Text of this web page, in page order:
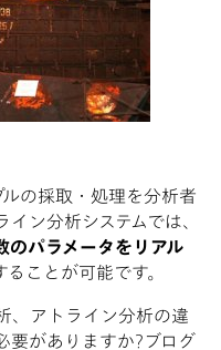
の採取・処理を分析者
ン分析システムでは、
のパラメータをリアル
ことが可能です。
、アトライン分析の違
要がありますか?ブログ